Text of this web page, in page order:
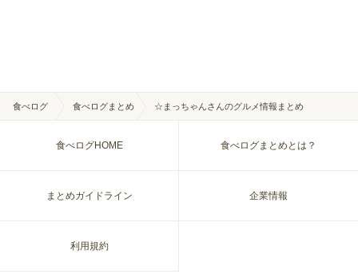
食べログ 食べログまとめ ☆まっちゃんさんのグルメ情報まとめ
食べログHOME 食べログまとめとは？
まとめガイドライン 企業情報
利用規約